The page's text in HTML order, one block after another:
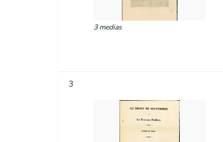
3 medias
3